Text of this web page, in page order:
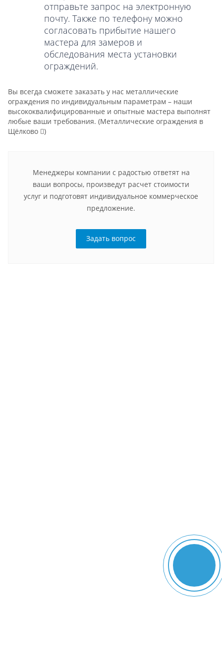
отправьте запрос на электронную
почту. Также по телефону можно
согласовать прибытие нашего
мастера для замеров и
обследования места установки
ограждений.
Вы всегда сможете заказать у нас металлические
ограждения по индивидуальным параметрам – наши
высококвалифицированные и опытные мастера выполнят
любые ваши требования. (Металлические ограждения в
Щёлково
)
Менеджеры компании с радостью ответят на
ваши вопросы, произведут расчет стоимости
услуг и подготовят индивидуальное коммерческое
предложение.
Задать вопрос